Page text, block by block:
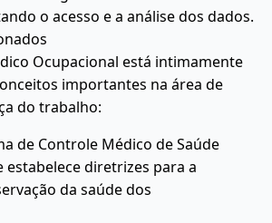
o acesso e a análise dos dados.
Ocupacional está intimamente
importantes na área de
do trabalho:
de Controle Médico de Saúde
estabelece diretrizes para a
da saúde dos